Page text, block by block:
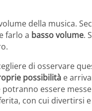
della musica.
farlo a basso volume.
di osservare
possibilità e
essere
con cui divertirsi e